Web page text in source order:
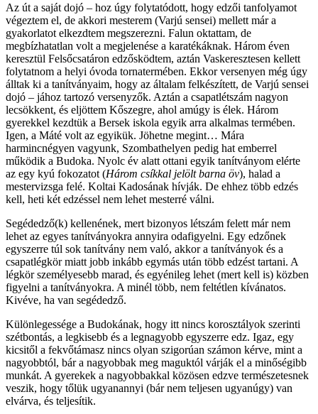
Az út a saját dojó – hoz úgy folytatódott, hogy edzői tanfolyamot
végeztem el, de akkori mesterem (Varjú sensei) mellett már a
gyakorlatot elkezdtem megszerezni. Falun oktattam, de
megbízhatatlan volt a megjelenése a karatékáknak. Három éven
keresztül Felsőcsatáron edzősködtem, aztán Vaskeresztesen kellett
folytatnom a helyi óvoda tornatermében. Ekkor versenyen még úgy
álltak ki a tanítványaim, hogy az általam felkészített, de Varjú sensei
dojó – jához tartozó versenyzők. Aztán a csapatlétszám nagyon
lecsökkent, és eljöttem Kőszegre, ahol amúgy is élek. Három
gyerekkel kezdtük a Bersek iskola egyik arra alkalmas termében.
Igen, a Máté volt az egyikük. Jöhetne megint… Mára
harmincnégyen vagyunk, Szombathelyen pedig hat emberrel
működik a Budoka. Nyolc év alatt ottani egyik tanítványom elérte
az egy kyú fokozatot (Három csíkkal jelölt barna öv), halad a
mestervizsga felé. Koltai Kadosának hívják. De ehhez több edzés
kell, heti két edzéssel nem lehet mesterré válni.
Segédedző(k) kellenének, mert bizonyos létszám felett már nem
lehet az egyes tanítványokra annyira odafigyelni. Egy edzőnek
egyszerre túl sok tanítvány nem való, akkor a tanítványok és a
csapatlégkör miatt jobb inkább egymás után több edzést tartani. A
légkör személyesebb marad, és egyénileg lehet (mert kell is) közben
figyelni a tanítványokra. A minél több, nem feltétlen kívánatos.
Kivéve, ha van segédedző.
Különlegessége a Budokának, hogy itt nincs korosztályok szerinti
szétbontás, a legkisebb és a legnagyobb egyszerre edz. Igaz, egy
kicsitől a fekvőtámasz nincs olyan szigorúan számon kérve, mint a
nagyobbtól, bár a nagyobbak meg maguktól várják el a minőségibb
munkát. A gyerekek a nagyobbakkal közösen edzve természetesnek
veszik, hogy tőlük ugyanannyi (bár nem teljesen ugyanúgy) van
elvárva, és teljesítik.